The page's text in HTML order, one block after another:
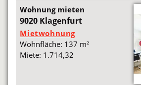
Wohnung mieten
9020 Klagenfurt
Mietwohnung
Wohnfläche: 137 m²
Miete: 1.714,32